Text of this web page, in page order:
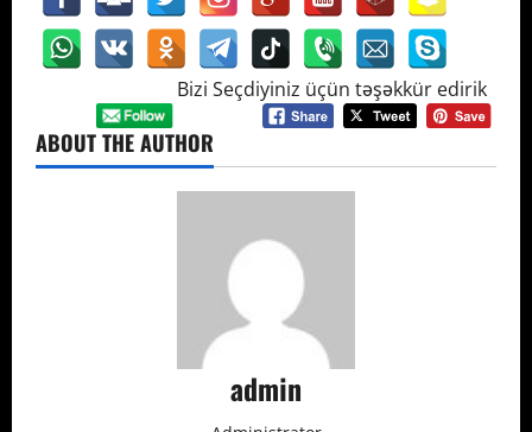
Bizi Seçdiyiniz üçün təşəkkür edirik
ABOUT THE AUTHOR
admin